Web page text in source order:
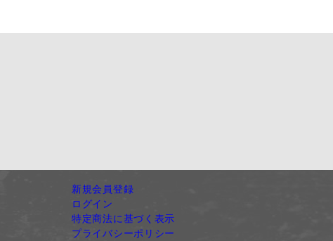
新規会員登録
ログイン
特定商法に基づく表示
プライバシーポリシー